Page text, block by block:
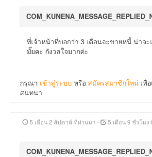
ที่เจ้าหน้าที่บอกว่า 3 เดือนจะขายหนี้ น่าจ
มั๊ยคะ กังวลใจมากค่ะ
กรุณา เข้าสู่ระบบ หรือ สมัครสมาชิกใหม่ เพื่
สนทนา
5 เดือน 2 สัปดาห์ ที่ผ่านมา - 5 เดือน 9 ชั่วโมง